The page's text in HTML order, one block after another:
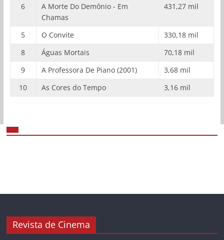
6
A Morte Do Demônio - Em
Chamas
431,27 mil
5 O Convite
330,18 mil
8
Águas Mortais
70,18 mil
9
A Professora De Piano (2001)
3,68 mil
10
As Cores do Tempo 3,16 mil
Revista de Cinema